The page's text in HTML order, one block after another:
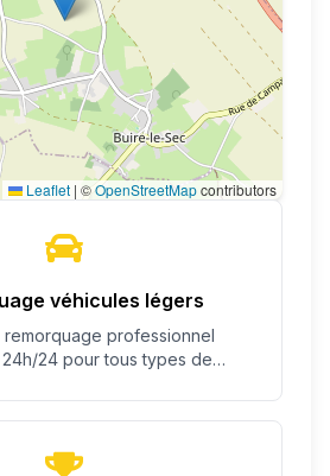
Leaflet | ©OpenStreetMapcontributors
véhicules légers
professionnel
24 pour tous types de